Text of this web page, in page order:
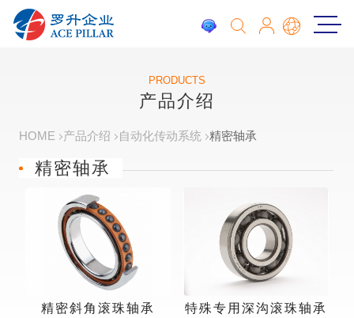
PRODUCTS
产品介绍
HOME 产品介绍 自动化传动系统 精密轴承
精密轴承
精密斜角滚珠轴承 特殊专用深沟滚珠轴承